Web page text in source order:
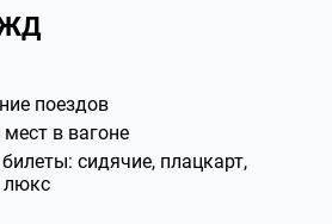
поездов
в вагоне
сидячие, плацкарт,
люкс